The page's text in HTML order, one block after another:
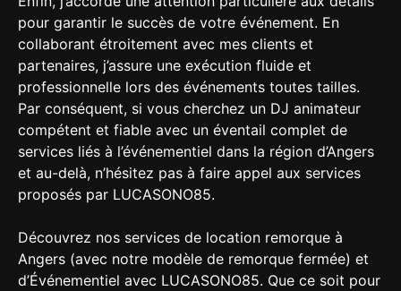
pour garantir le succès de votre événement. En
collaborant étroitement avec mes clients et
partenaires, j’assure une exécution fluide et
professionnelle lors des événements toutes tailles.
Par conséquent, si vous cherchez un DJ animateur
compétent et fiable avec un éventail complet de
services liés à l’événementiel dans la région d’Angers
et au-delà, n’hésitez pas à faire appel aux services
proposés par LUCASONO85.
Découvrez nos services de location remorque à
Angers (avec notre modèle de remorque fermée) et
d’Événementiel avec LUCASONO85. Que ce soit pour